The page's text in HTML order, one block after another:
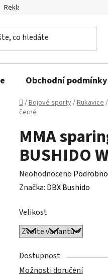
Reklamační řád a odstoupení od
Obchodní podmínky
Domů
/Bojové sporty/Rukavice/
černé
MMA
BUSHIDO
Průměrné
hodnocení
je
0,0
z
5
hvězdiček.
Neohodnoceno
Značka: DBX Bushido
Velikost
Dostupnost
Možnosti doručení